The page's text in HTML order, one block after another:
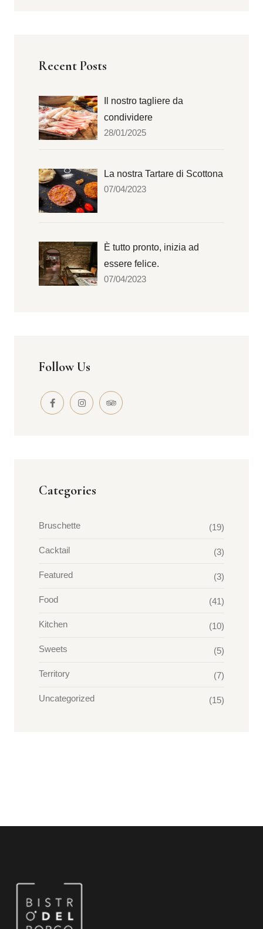
Recent Posts
Il nostro tagliere da
condividere
28/01/2025
La nostra Tartare di Scottona
07/04/2023
È tutto pronto, inizia ad
essere felice.
07/04/2023
Follow Us
Categories
Bruschette (19)
Cacktail (3)
Featured (3)
Food (41)
Kitchen (10)
Sweets (5)
Territory (7)
Uncategorized (15)